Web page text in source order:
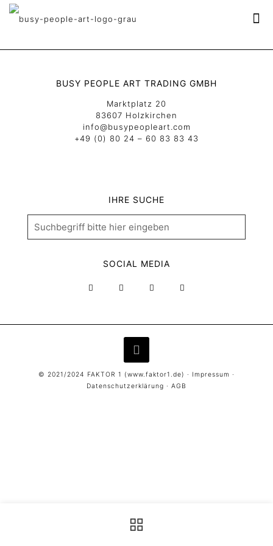
BUSY PEOPLE ART TRADING GMBH
Marktplatz 20
83607 Holzkirchen
info@busypeopleart.com
+49 (0) 80 24 – 60 83 83 43
IHRE SUCHE
SOCIAL MEDIA
© 2021/2024 FAKTOR 1 (www.faktor1.de) · Impressum ·
Datenschutzerklärung · AGB